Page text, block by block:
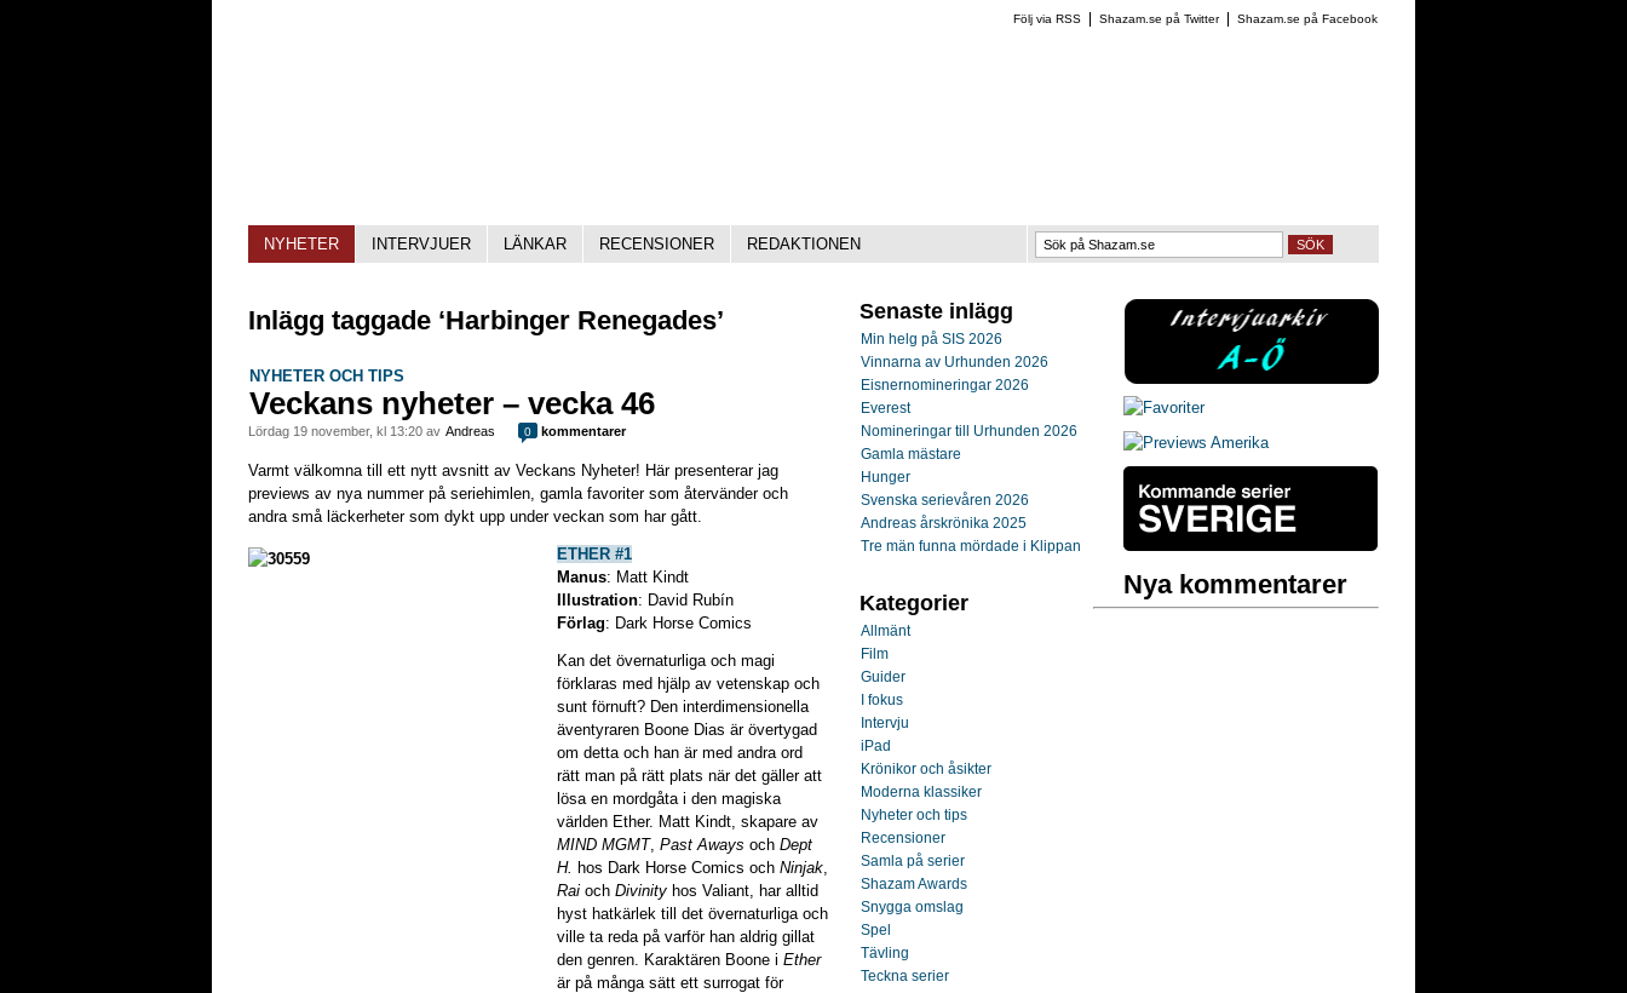
Shazam.se på Facebook
Shazam.se på Twitter
Följ via RSS
NYHETER INTERVJUER LÄNKAR RECENSIONER REDAKTIONEN SÖK
Inlägg taggade ‘Harbinger Renegades’
NYHETER OCH TIPS
Veckans nyheter – vecka 46
lördag 19 november, kl 13:20 av Andreas 0 kommentarer
Varmt välkomna till ett nytt avsnitt av Veckans Nyheter! Här presenterar jag
previews av nya nummer på seriehimlen, gamla favoriter som återvänder och
andra små läckerheter som dykt upp under veckan som har gått.
ETHER #1
Manus: Matt Kindt
Illustration: David Rubín
Förlag: Dark Horse Comics
Kan det övernaturliga och magi
förklaras med hjälp av vetenskap och
sunt förnuft? Den interdimensionella
äventyraren Boone Dias är övertygad
om detta och han är med andra ord
rätt man på rätt plats när det gäller att
lösa en mordgåta i den magiska
världen Ether. Matt Kindt, skapare av
MIND MGMT, Past Aways och Dept
H. hos Dark Horse Comics och Ninjak,
Rai och Divinity hos Valiant, har alltid
hyst hatkärlek till det övernaturliga och
ville ta reda på varför han aldrig gillat
den genren. Karaktären Boone i Ether
är på många sätt ett surrogat för
Senaste inlägg
Min helg på SIS 2026
Vinnarna av Urhunden 2026
Eisnernomineringar 2026
Everest
Nomineringar till Urhunden 2026
Gamla mästare
Hunger
Svenska serievåren 2026
Andreas årskrönika 2025
Tre män funna mördade i Klippan
Kategorier
Allmänt
Film
Guider
I fokus
Intervju
iPad
Krönikor och åsikter
Moderna klassiker
Nyheter och tips
Recensioner
Samla på serier
Shazam Awards
Snygga omslag
Spel
Tävling
Teckna serier
Nya kommentarer